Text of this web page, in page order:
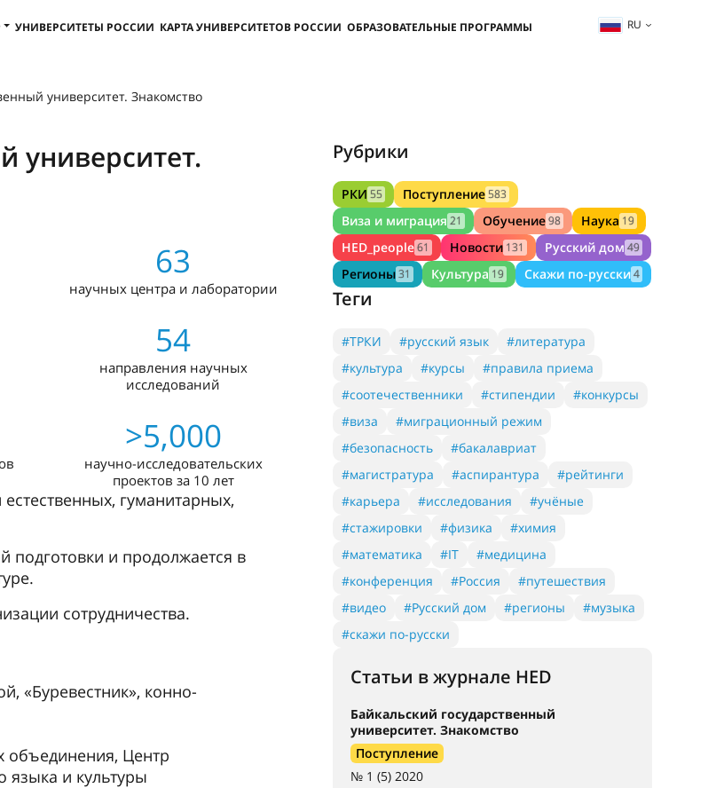
УНИВЕРСИТЕТЫ РОССИИ КАРТА УНИВЕРСИТЕТОВ РОССИИ ОБРАЗОВАТЕЛЬНЫЕ ПРОГРАММЫ RU
университет. Знакомство
университет.
63
научных центра и лаборатории
54
направления научных
исследований
>5,000
научно-исследовательских
проектов за 10 лет
гуманитарных,
подготовки и продолжается в
сотрудничества.
«Буревестник», конно-
объединения, Центр
языка и культуры
Рубрики
РКИ 55 Поступление583
Виза и миграция 21 Обучение98 Наука 19
HED_people61 Новости 131 Русский дом 49
Регионы31 Культура 19 Скажи по-русски4
Теги
#ТРКИ #русский язык
#литература
#культура
#курсы
#правила приема
#соотечественники
#стипендии
#конкурсы
#виза
#миграционный режим
#безопасность
#бакалавриат
#магистратура
#аспирантура
#рейтинги
#карьера
#исследования
#учёные
#стажировки
#физика
#химия
#математика
#IT
#медицина
#конференция
#Россия
#путешествия
#видео
#Русский дом #регионы
#музыка
#скажи по-русски
Статьи в журнале HED
Байкальский государственный
университет. Знакомство
Поступление
№ 1 (5) 2020